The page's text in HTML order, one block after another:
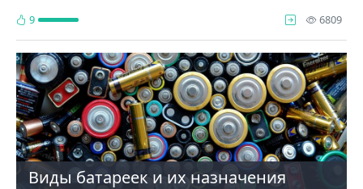
9 6809
Виды батареек и их назначения